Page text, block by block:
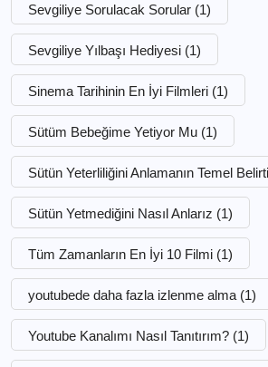
Sevgiliye Sorulacak Sorular (1)
Sevgiliye Yılbaşı Hediyesi (1)
Sinema Tarihinin En İyi Filmleri (1)
Sütüm Bebeğime Yetiyor Mu (1)
Sütün Yeterliliğini Anlamanın Temel
Sütün Yetmediğini Nasıl Anlarız (1)
Tüm Zamanların En İyi 10 Filmi (1)
youtubede daha fazla izlenme alma (1)
Youtube Kanalımı Nasıl Tanıtırım? (1)